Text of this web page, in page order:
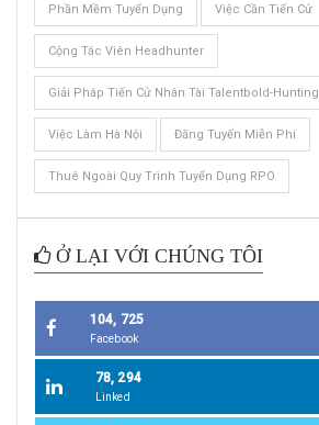
Phần Mềm Tuyển Dụng Việc Cần Tiến Cử
Cộng Tác Viên Headhunter
Giải Pháp Tiến Cử Nhân Tài Talentbold-Hunting
Việc Làm Hà Nội Đăng Tuyển Miễn Phí
Thuê Ngoài Quy Trình Tuyển Dụng RPO
Ở LẠI VỚI CHÚNG TÔI
104, 725
Facebook
78, 294
Linked